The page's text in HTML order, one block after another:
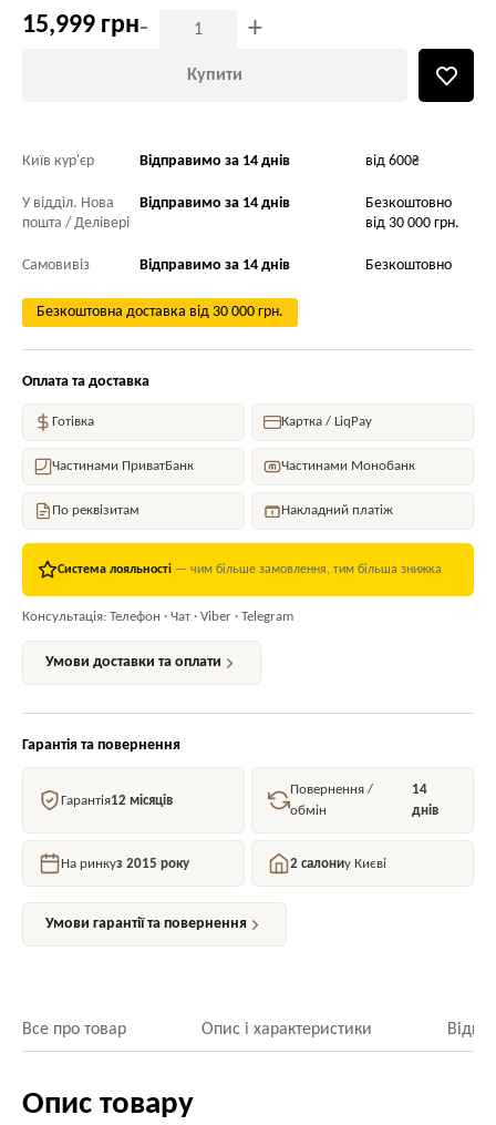
15,999 грн- +
Купити
Київ кур'єр Відправимо за 14 днів від 600₴
У відділ. Нова
пошта / Делівері
Відправимо за 14 днів
Безкоштовно
від 30 000 грн.
Самовивіз Відправимо за 14 днів Безкоштовно
Безкоштовна доставка від 30 000 грн.
Оплата та доставка
Готівка Картка / LiqPay
Частинами ПриватБанк Частинами Монобанк
По реквізитам Накладний платіж
Система лояльності — чим більше замовлення, тим більша знижка
Консультація: Телефон · Чат · Viber · Telegram
Умови доставки та оплати
Гарантія та повернення
Гарантія12 місяців
Повернення /
обмін
14
днів
На ринкуз 2015 року 2 салониу Києві
Умови гарантії та повернення
Все про товар Опис і характеристики
Опис товару